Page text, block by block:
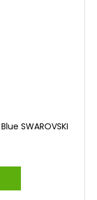
SWAROVSKI